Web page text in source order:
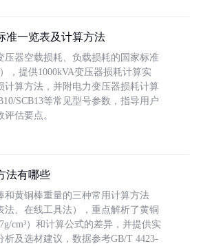
准一览表及计算方法
压器空载损耗、负载损耗的国家标准
），提供1000kVA变压器损耗计算实
计算方法，并附电力变压器损耗计算
SCB13等常见型号参数，指导用户
估要点。
法有哪些
和黄铜棒重量的三种常用计算方法
法、在线工具法），重点解析了黄铜
cm³）和计算公式的差异，并提供实
析及选材建议，数据参考GB/T 4423-